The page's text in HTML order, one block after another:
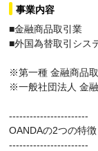
事業内容
■金融商品取引業
■外国為替取引シス
※第一種 金融商品
※一般社団法人 金
-----------------------
OANDAの2つの特徴
-----------------------